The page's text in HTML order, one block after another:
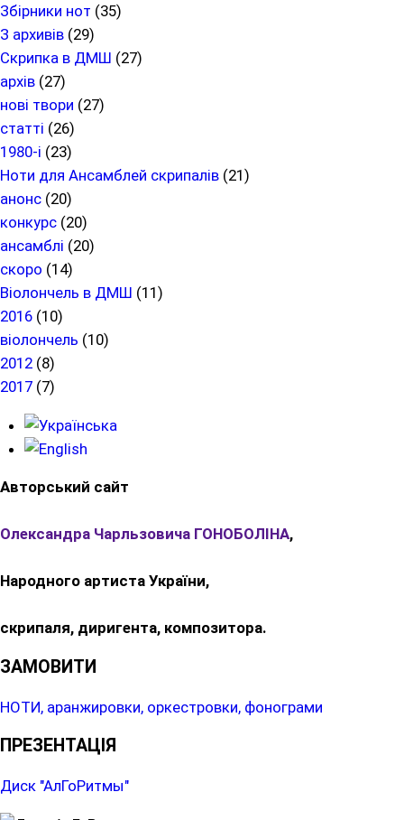
Збірники нот (35)
З архивів (29)
Скрипка в ДМШ (27)
архів (27)
нові твори (27)
статті (26)
1980-і (23)
Ноти для Ансамблей скрипалів (21)
анонс (20)
конкурс (20)
ансамблі (20)
скоро (14)
Віолончель в ДМШ (11)
2016 (10)
віолончель (10)
2012 (8)
2017 (7)
Авторський сайт
Олександра Чарльзовича ГОНОБОЛІНА,
Народного артиста України,
скрипаля, диригента, композитора.
ЗАМОВИТИ
НОТИ, аранжировки, оркестровки, фонограми
ПРЕЗЕНТАЦІЯ
Диск "АлГоРитмы"